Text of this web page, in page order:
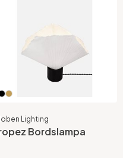
Lighting
Bordslampa